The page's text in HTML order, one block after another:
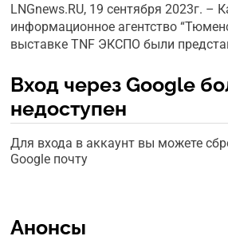
LNGnews.RU, 19 сентября 2023г. –
информационное агентство
выставке TNF ЭКСПО были
Вход через Google
недоступен
Для входа в аккаунт вы можете
Google почту
Анонсы